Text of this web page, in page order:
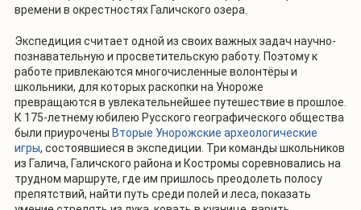
времени в окрестностях Галичского озера.
Экспедиция считает одной из своих важных задач научно-
познавательную и просветительскую работу. Поэтому к
работе привлекаются многочисленные волонтёры и
школьники, для которых раскопки на Унороже
превращаются в увлекательнейшее путешествие в прошлое.
К 175-летнему юбилею Русского географического общества
были приурочены Вторые Унорожские археологические
игры, состоявшиеся в экспедиции. Три команды школьников
из Галича, Галичского района и Костромы соревновались на
трудном маршруте, где им пришлось преодолеть полосу
препятствий, найти путь среди полей и леса, показать